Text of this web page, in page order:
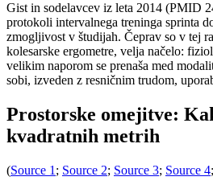
Gist in sodelavcev iz leta 2014 (PMID
protokoli intervalnega treninga sprinta
zmogljivost v študijah. Čeprav so v tej
kolesarske ergometre, velja načelo:
velikim naporom se prenaša med
sobi, izveden z resničnim trudom,
Prostorske omejitve:
kvadratnih metrih
(Source 1 ; Source 2; Source 3; Source 4;